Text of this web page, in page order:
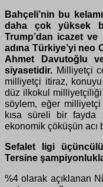
Bahçeli’nin bu
daha çok yüksek
Trump’dan icazet
adına Türkiye’yi neo
Ahmet Davutoğlu
siyasetidir. Milliyetçi
milliyetçi itiraz,
düz ilkokul milliyetçiliği
söylem, eğer milliyetçi
kısa süreli bir fayda
ekonomik çöküşün acı
Sefalet ligi
Tersine
%4 olarak açıklanan